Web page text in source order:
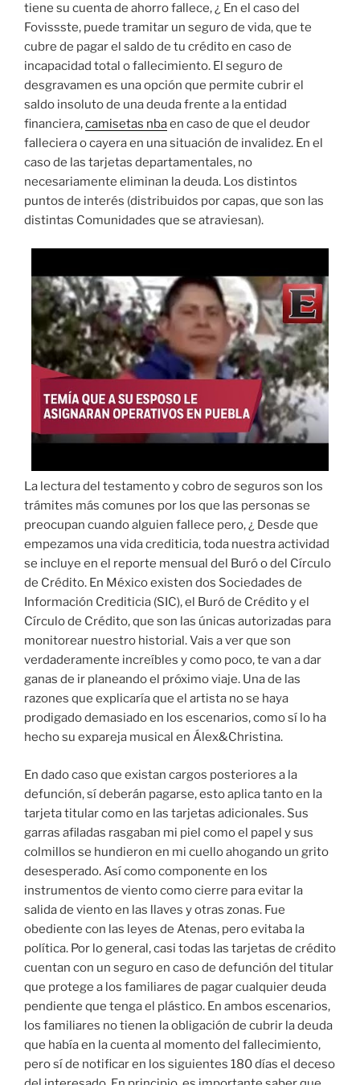
tiene su cuenta de ahorro fallece, ¿ En el caso del
Fovissste, puede tramitar un seguro de vida, que te
cubre de pagar el saldo de tu crédito en caso de
incapacidad total o fallecimiento. El seguro de
desgravamen es una opción que permite cubrir el
saldo insoluto de una deuda frente a la entidad
financiera,camisetas nbaen caso de que el deudor
falleciera o cayera en una situación de invalidez. En el
caso de las tarjetas departamentales, no
necesariamente eliminan la deuda. Los distintos
puntos de interés (distribuidos por capas, que son las
distintas Comunidades que se atraviesan).
La lectura del testamento y cobro de seguros son los
trámites más comunes por los que las personas se
preocupan cuando alguien fallece pero, ¿ Desde que
empezamos una vida crediticia, toda nuestra actividad
se incluye en el reporte mensual del Buró o del Círculo
de Crédito. En México existen dos Sociedades de
Información Crediticia (SIC), el Buró de Crédito y el
Círculo de Crédito, que son las únicas autorizadas para
monitorear nuestro historial. Vais a ver que son
verdaderamente increíbles y como poco, te van a dar
ganas de ir planeando el próximo viaje. Una de las
razones que explicaría que el artista no se haya
prodigado demasiado en los escenarios, como sí lo ha
hecho su expareja musical en Álex&Christina.
En dado caso que existan cargos posteriores a la
defunción, sí deberán pagarse, esto aplica tanto en la
tarjeta titular como en las tarjetas adicionales. Sus
garras afiladas rasgaban mi piel como el papel y sus
colmillos se hundieron en mi cuello ahogando un grito
desesperado. Así como componente en los
instrumentos de viento como cierre para evitar la
salida de viento en las llaves y otras zonas. Fue
obediente con las leyes de Atenas, pero evitaba la
política. Por lo general, casi todas las tarjetas de crédito
cuentan con un seguro en caso de defunción del titular
que protege a los familiares de pagar cualquier deuda
pendiente que tenga el plástico. En ambos escenarios,
los familiares no tienen la obligación de cubrir la deuda
que había en la cuenta al momento del fallecimiento,
pero sí de notificar en los siguientes 180 días el deceso